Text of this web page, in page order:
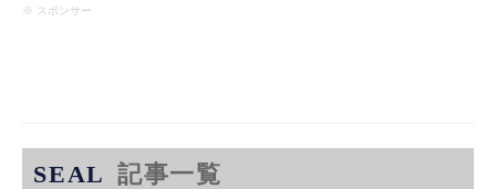
※ スポンサー
SEAL 記事一覧